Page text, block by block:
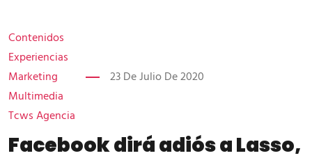
Contenidos
Experiencias
Marketing
Multimedia
Tcws Agencia
23 De Julio De 2020
Facebook dirá adiós a Lasso,